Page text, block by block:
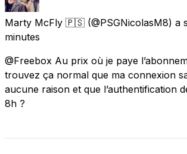
Marty McFly 🇵🇸 (@PSGNicolasM8) a
minutes
@Freebox Au prix où je paye
trouvez ça normal que ma connexion
aucune raison et que l’authentification
8h ?